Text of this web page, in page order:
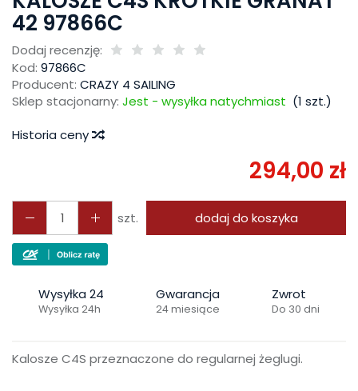
42 97866C
Dodaj recenzję:
Kod: 97866C
Producent: CRAZY 4 SAILING
Sklep stacjonarny: Jest - wysyłka natychmiast (1 szt.)
Historia ceny
294,00 zł
szt. dodaj do koszyka
Wysyłka 24
Wysyłka 24h
Gwarancja
24 miesiące
Zwrot
Do 30 dni
Kalosze C4S przeznaczone do regularnej żeglugi.